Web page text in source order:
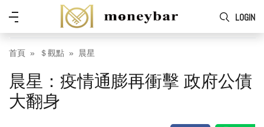
Skip to main content
LOGIN
功
能
表
首頁 ＄觀點 晨星
晨星：疫情通膨再衝擊 政府公債
大翻身